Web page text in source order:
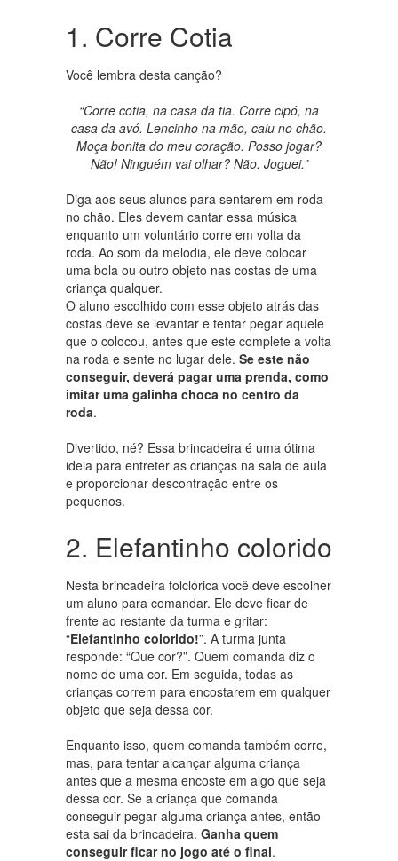
1. Corre Cotia
Você lembra desta canção?
“Corre cotia, na casa da tia. Corre cipó, na
casa da avó. Lencinho na mão, caiu no chão.
Moça bonita do meu coração. Posso jogar?
Não! Ninguém vai olhar? Não. Joguei.”
Diga aos seus alunos para sentarem em roda
no chão. Eles devem cantar essa música
enquanto um voluntário corre em volta da
roda. Ao som da melodia, ele deve colocar
uma bola ou outro objeto nas costas de uma
criança qualquer.
O aluno escolhido com esse objeto atrás das
costas deve se levantar e tentar pegar aquele
que o colocou, antes que este complete a volta
na roda e sente no lugar dele. Se este não
conseguir, deverá pagar uma prenda, como
imitar uma galinha choca no centro da
roda.
Divertido, né? Essa brincadeira é uma ótima
ideia para entreter as crianças na sala de aula
e proporcionar descontração entre os
pequenos.
2. Elefantinho colorido
Nesta brincadeira folclórica você deve escolher
um aluno para comandar. Ele deve ficar de
frente ao restante da turma e gritar:
“Elefantinho colorido!”. A turma junta
responde: “Que cor?”. Quem comanda diz o
nome de uma cor. Em seguida, todas as
crianças correm para encostarem em qualquer
objeto que seja dessa cor.
Enquanto isso, quem comanda também corre,
mas, para tentar alcançar alguma criança
antes que a mesma encoste em algo que seja
dessa cor. Se a criança que comanda
conseguir pegar alguma criança antes, então
esta sai da brincadeira. Ganha quem
conseguir ficar no jogo até o final.